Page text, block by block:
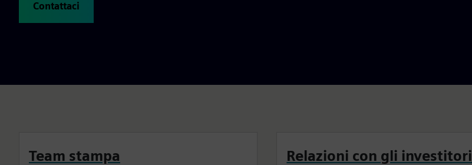
Contattaci
Team stampa Relazioni con gli investitori